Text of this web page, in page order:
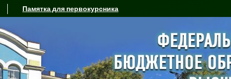
Памятка для первокурсника